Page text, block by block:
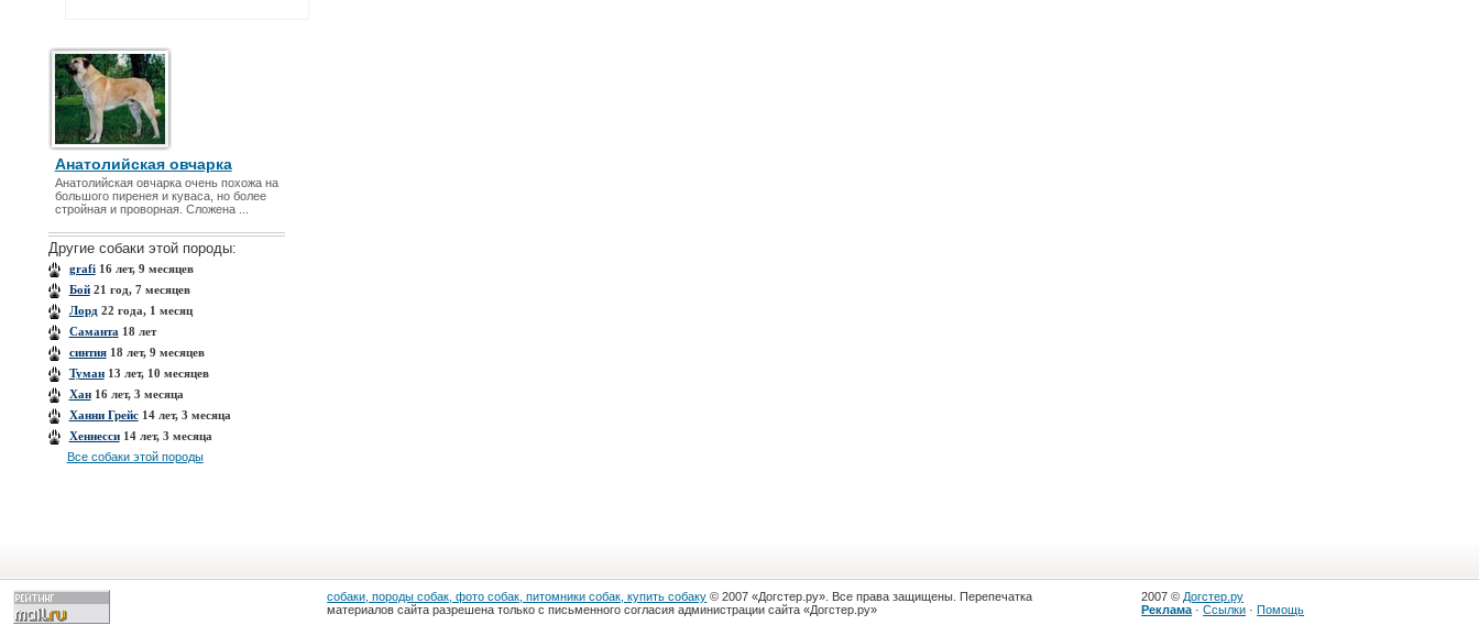
Анатолийская овчарка
Анатолийская овчарка очень похожа на
большого пиренея и куваса, но более
стройная и проворная. Сложена ...
Другие собаки этой породы:
grafi16 лет, 9 месяцев
Бой21 год, 7 месяцев
Лорд22 года, 1 месяц
Саманта 18 лет
синтия18 лет, 9 месяцев
Туман13 лет, 10 месяцев
Хан16 лет, 3 месяца
Ханни Грейс14 лет, 3 месяца
Хеннесси14 лет, 3 месяца
Все собаки этой породы
собаки, породы собак, фото собак, питомники собак, купить собаку © 2007 «Догстер.ру». Все права защищены. Перепечатка
материалов сайта разрешена только с письменного согласия администрации сайта «Догстер.ру»
2007 © Догстер.ру
Реклама ·Ссылки ·Помощь